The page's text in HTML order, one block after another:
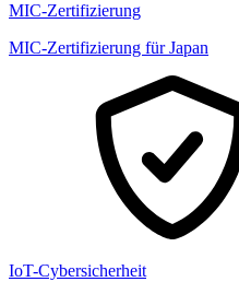
MIC-Zertifizierung
MIC-Zertifizierung für Japan
IoT-Cybersicherheit